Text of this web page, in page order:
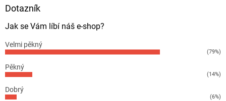
Dotazník
Jak se Vám líbí náš e-shop?
Velmi pěkný
(79%)
Pěkný
(14%)
Dobrý
(6%)